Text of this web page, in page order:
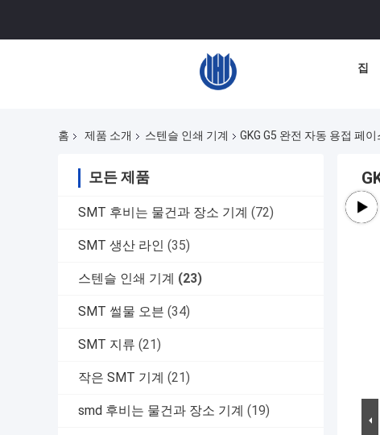
집
홈 제품 소개 스텐슬 인쇄 기계 GKG G5 완전 자동 용접 페
모든 제품
SMT 후비는 물건과 장소 기계 (72)
SMT 생산 라인 (35)
스텐슬 인쇄 기계 (23)
SMT 썰물 오븐 (34)
SMT 지류 (21)
작은 SMT 기계 (21)
smd 후비는 물건과 장소 기계 (19)